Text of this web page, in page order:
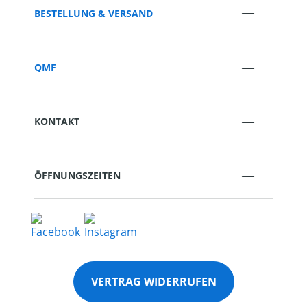
BESTELLUNG & VERSAND
QMF
KONTAKT
ÖFFNUNGSZEITEN
VERTRAG WIDERRUFEN